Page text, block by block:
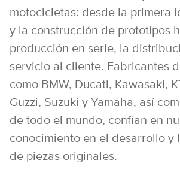
motocicletas: desde la primera
y la construcción de prototipos
producción en serie, la
servicio al cliente. Fabricantes
como BMW, Ducati, Kawasaki,
Guzzi, Suzuki y Yamaha, así
de todo el mundo, confían en
conocimiento en el desarrollo y
de piezas originales.